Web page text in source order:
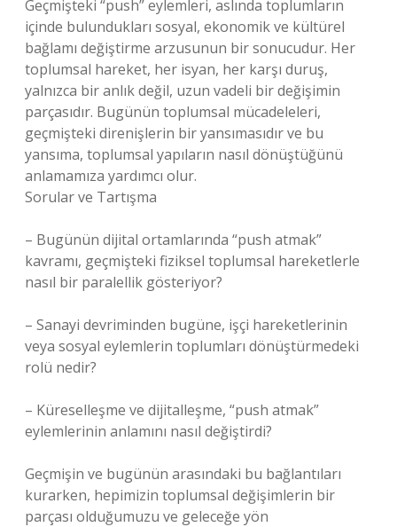
Geçmişteki “push” eylemleri, aslında toplumların
içinde bulundukları sosyal, ekonomik ve kültürel
bağlamı değiştirme arzusunun bir sonucudur. Her
toplumsal hareket, her isyan, her karşı duruş,
yalnızca bir anlık değil, uzun vadeli bir değişimin
parçasıdır. Bugünün toplumsal mücadeleleri,
geçmişteki direnişlerin bir yansımasıdır ve bu
yansıma, toplumsal yapıların nasıl dönüştüğünü
anlamamıza yardımcı olur.
Sorular ve Tartışma
– Bugünün dijital ortamlarında “push atmak”
kavramı, geçmişteki fiziksel toplumsal hareketlerle
nasıl bir paralellik gösteriyor?
– Sanayi devriminden bugüne, işçi hareketlerinin
veya sosyal eylemlerin toplumları dönüştürmedeki
rolü nedir?
– Küreselleşme ve dijitalleşme, “push atmak”
eylemlerinin anlamını nasıl değiştirdi?
Geçmişin ve bugünün arasındaki bu bağlantıları
kurarken, hepimizin toplumsal değişimlerin bir
parçası olduğumuzu ve geleceğe yön